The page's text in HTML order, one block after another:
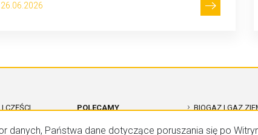
26.06.2026
CZĘŚCI
POLECAMY
ROZWIĄZANIA DLA DATA
BIOGAZ I GAZ
BIOGAZOWNIA
danych, Państwa dane dotyczące poruszania się po